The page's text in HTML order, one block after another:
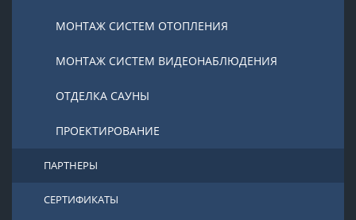
МОНТАЖ СИСТЕМ ОТОПЛЕНИЯ
МОНТАЖ СИСТЕМ ВИДЕОНАБЛЮДЕНИЯ
ОТДЕЛКА САУНЫ
ПРОЕКТИРОВАНИЕ
ПАРТНЕРЫ
СЕРТИФИКАТЫ